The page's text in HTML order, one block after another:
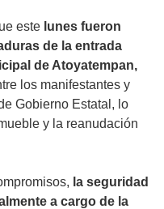
este lunes fueron
de la entrada
de Atoyatempan,
los manifestantes y
Gobierno Estatal, lo
y la reanudación
la seguridad
a cargo de la